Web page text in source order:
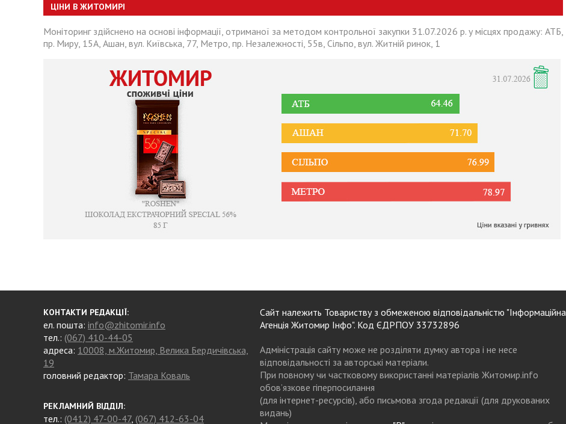
ЦІНИ В ЖИТОМИРІ
Моніторинг здійснено на основі інформації, отриманої за методом контрольної закупки 31.07.2026 р. у місцях продажу: АТБ,
пр. Миру, 15А, Ашан, вул. Київська, 77, Метро, пр. Незалежності, 55в, Сільпо, вул. Житній ринок, 1
КОНТАКТИ РЕДАКЦІЇ:
ел. пошта: info@zhitomir.info
тел.: (067) 410-44-05
адреса: 10008, м.Житомир, Велика Бердичівська,
19
головний редактор: Тамара Коваль
РЕКЛАМНИЙ ВІДДІЛ:
тел.: (0412) 47-00-47, (067) 412-63-04
Сайт належить Товариству з обмеженою відповідальністю "Інформаційна
Агенція Житомир Інфо". Код ЄДРПОУ 33732896
Адміністрація сайту може не розділяти думку автора і не несе
відповідальності за авторські матеріали.
При повному чи частковому використанні матеріалів Житомир.info
обов’язкове гіперпосилання
(для інтернет-ресурсів), або письмова згода редакції (для друкованих
видань)